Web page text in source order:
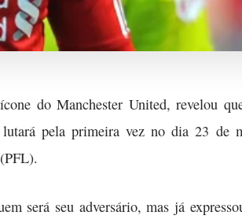
do Manchester United, revelou
lutará pela primeira vez no dia 23
será seu adversário, mas já